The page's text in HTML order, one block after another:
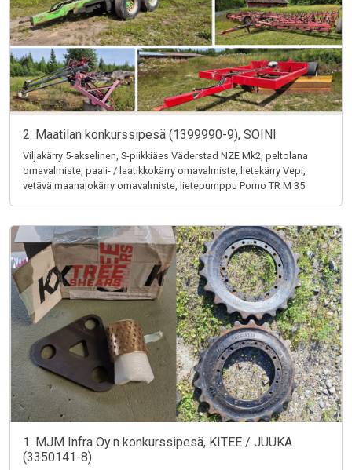
2. Maatilan konkurssipesä (1399990-9), SOINI
Viljakärry 5-akselinen, S-piikkiäes Väderstad NZE Mk2, peltolana
omavalmiste, paali- / laatikkokärry omavalmiste, lietekärry Vepi,
vetävä maanajokärry omavalmiste, lietepumppu Pomo TR M 35
1. MJM Infra Oy:n konkurssipesä, KITEE / JUUKA
(3350141-8)